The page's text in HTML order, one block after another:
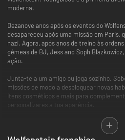
moderna.
Dezanove anos após os eventos do
desapareceu após uma missão em Paris,
nazi. Agora, após anos de treino às
gémeas de BJ, Jess and Soph
ação.
Junta-te a um amigo ou joga sozinho.
missões de modo a desbloquear novas
itens cosméticos e mais para
personalizares a tua aparência.
Wolfenstein: Youngblood é a experiência
hoje. A partir de uma nova base de